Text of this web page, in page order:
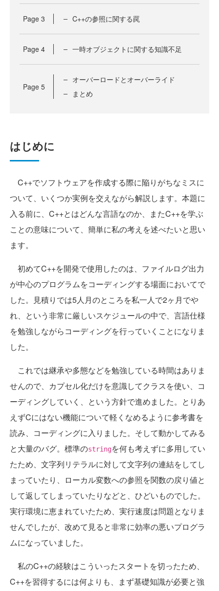
Page 3 C++の参照に関する罠
Page 4 一時オブジェクトに関する知識不足
Page 5
オーバーロードとオーバーライド
まとめ
はじめに
C++でソフトウェアを作成する際に陥りがちなミスに
ついて、いくつか実例を交えながら解説します。本題に
入る前に、C++とはどんな言語なのか、またC++を学ぶ
ことの意味について、簡単に私の考えを述べたいと思い
ます。
初めてC++を開発で使用したのは、ファイルログ出力
が中心のプログラムをコーディングする場面においてで
した。見積りでは5人月のところを私一人で2ヶ月でや
れ、という非常に厳しいスケジュールの中で、言語仕様
を勉強しながらコーディングを行っていくことになりま
した。
これでは継承や多態などを勉強している時間はありま
せんので、カプセル化だけを意識してクラスを使い、コ
ーディングしていく、という方針で進めました。とりあ
えずCにはない機能について軽くなめるように参考書を
読み、コーディングに入りました。そして動かしてみる
と大量のバグ。標準のstringを何も考えずに多用してい
たため、文字列リテラルに対して文字列の連結をしてし
まっていたり、ローカル変数への参照を関数の戻り値と
して返してしまっていたりなどと、ひどいものでした。
実行環境に恵まれていたため、実行速度は問題となりま
せんでしたが、改めて見ると非常に効率の悪いプログラ
ムになっていました。
私のC++の経験はこういったスタートを切ったため、
C++を習得するには何よりも、まず基礎知識が必要と強